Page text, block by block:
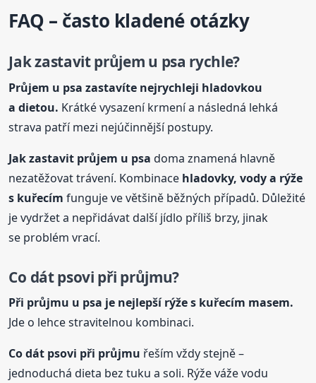
FAQ – často kladené otázky
Jak zastavit průjem u psa rychle?
Průjem u psa zastavíte nejrychleji hladovkou
a dietou. Krátké vysazení krmení a následná lehká
strava patří mezi nejúčinnější postupy.
Jak zastavit průjem u psa doma znamená hlavně
nezatěžovat trávení. Kombinace hladovky, vody a rýže
s kuřecím funguje ve většině běžných případů. Důležité
je vydržet a nepřidávat další jídlo příliš brzy, jinak
se problém vrací.
Co dát psovi při průjmu?
Při průjmu u psa je nejlepší rýže s kuřecím masem.
Jde o lehce stravitelnou kombinaci.
Co dát psovi při průjmu řeším vždy stejně –
jednoduchá dieta bez tuku a soli. Rýže váže vodu